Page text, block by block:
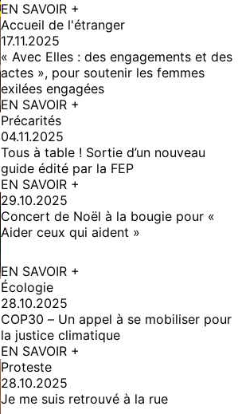
EN SAVOIR +
Accueil de l'étranger
17.11.2025
« Avec Elles : des engagements et des
actes », pour soutenir les femmes
exilées engagées
EN SAVOIR +
Précarités
04.11.2025
Tous à table ! Sortie d’un nouveau
guide édité par la FEP
EN SAVOIR +
29.10.2025
Concert de Noël à la bougie pour «
Aider ceux qui aident »
EN SAVOIR +
Écologie
28.10.2025
COP30 – Un appel à se mobiliser pour
la justice climatique
EN SAVOIR +
Proteste
28.10.2025
Je me suis retrouvé à la rue